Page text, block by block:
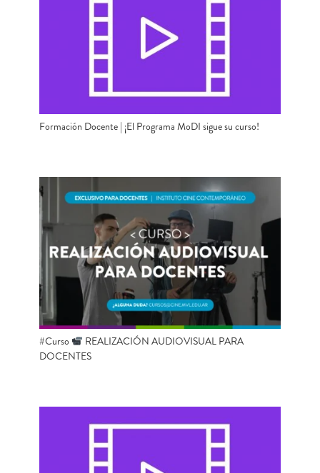
Formación Docente | ¡El Programa MoDI sigue su curso!
#Curso
REALIZACIÓN AUDIOVISUAL PARA
DOCENTES